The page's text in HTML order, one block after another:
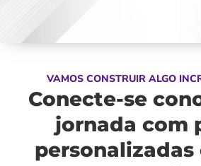
VAMOS CONSTRUIR ALGO
Conecte-se
jornada com
personalizadas